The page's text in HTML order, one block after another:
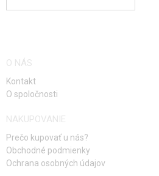
O NÁS
Kontakt
O spoločnosti
NAKUPOVANIE
Prečo kupovať u nás?
Obchodné podmienky
Ochrana osobných údajov